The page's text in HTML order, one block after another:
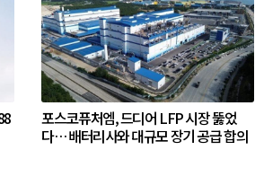
포스코퓨처엠, 드디어 LFP 시장 뚫었
다… 배터리사와 대규모 장기 공급 합의